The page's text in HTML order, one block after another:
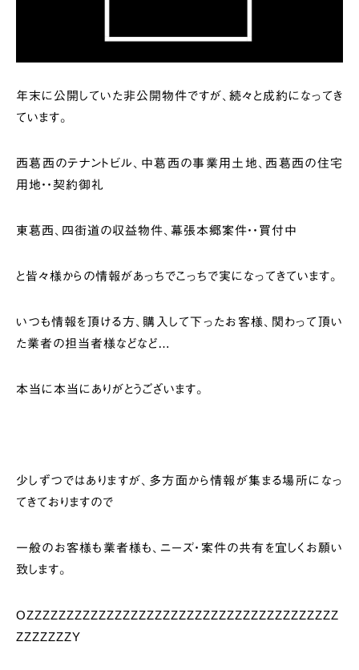
年末に公開していた非公開物件ですが、続々と成約になってき
ています。
西葛西のテナントビル、中葛西の事業用土地、西葛西の住宅
用地・・契約御礼
東葛西、四街道の収益物件、幕張本郷案件・・買付中
と皆々様からの情報があっちでこっちで実になってきています。
いつも情報を頂ける方、購入して下ったお客様、関わって頂い
た業者の担当者様などなど…
本当に本当にありがとうございます。
少しずつではありますが、多方面から情報が集まる場所になっ
てきておりますので
一般のお客様も業者様も、ニーズ・案件の共有を宜しくお願い
致します。
OZZZZZZZZZZZZZZZZZZZZZZZZZZZZZZZZZZZZZZZ
ZZZZZZZY